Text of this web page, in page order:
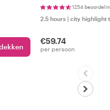
1254
2.5 hours | city highlight
€59.74
per persoon